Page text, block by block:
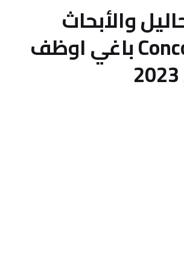
والأبحاث
الكيماوية Concours LOARC 2023 باغي اوظف